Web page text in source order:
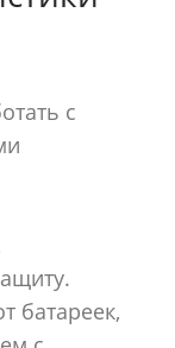
с
батареек,